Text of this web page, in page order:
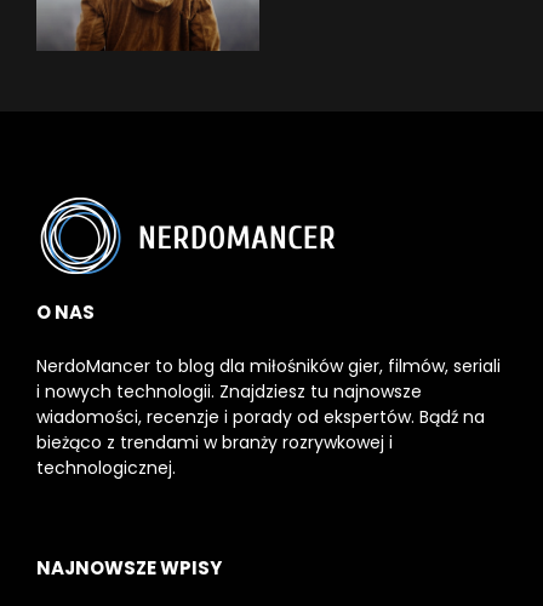
O NAS
NerdoMancer to blog dla miłośników gier, filmów, seriali
i nowych technologii. Znajdziesz tu najnowsze
wiadomości, recenzje i porady od ekspertów. Bądź na
bieżąco z trendami w branży rozrywkowej i
technologicznej.
NAJNOWSZE WPISY